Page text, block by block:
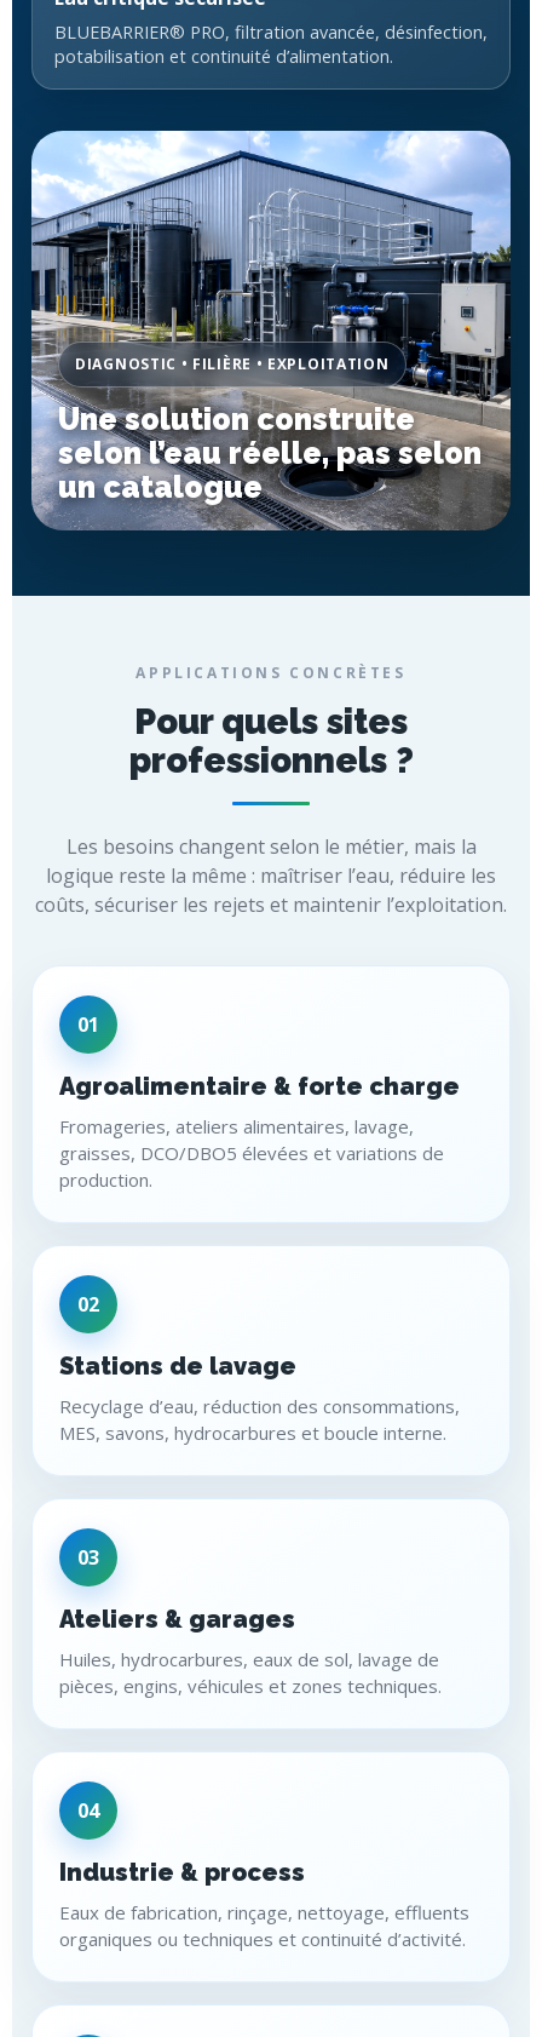
BLUEBARRIER® PRO, filtration avancée, désinfection,
potabilisation et continuité d’alimentation.
DIAGNOSTIC • FILIÈRE • EXPLOITATION
Une solution construite
selon l’eau réelle, pas selon
un catalogue
APPLICATIONS CONCRÈTES
Pour quels sites
professionnels ?
Les besoins changent selon le métier, mais la
logique reste la même : maîtriser l’eau, réduire les
coûts, sécuriser les rejets et maintenir l’exploitation.
01
Agroalimentaire & forte charge
Fromageries, ateliers alimentaires, lavage,
graisses, DCO/DBO5 élevées et variations de
production.
02
Stations de lavage
Recyclage d’eau, réduction des consommations,
MES, savons, hydrocarbures et boucle interne.
03
Ateliers & garages
Huiles, hydrocarbures, eaux de sol, lavage de
pièces, engins, véhicules et zones techniques.
04
Industrie & process
Eaux de fabrication, rinçage, nettoyage, effluents
organiques ou techniques et continuité d’activité.